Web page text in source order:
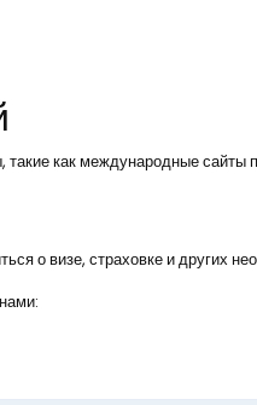
как международные сайты
о визе, страховке и других